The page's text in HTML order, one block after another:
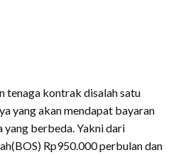
tenaga kontrak disalah satu
yang akan mendapat bayaran
yang berbeda. Yakni dari
Rp950.000 perbulan dan